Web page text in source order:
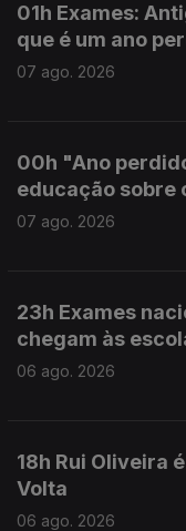
01h Exames:
que é um ano
07 ago. 2026
00h "Ano
educação sobre
07 ago. 2026
23h Exames
chegam às
06 ago. 2026
18h Rui Oliveira
Volta
06 ago. 2026